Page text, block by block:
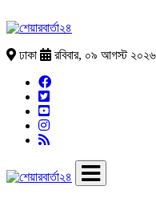
ঢাকা রবিবার, ০৯ আগস্ট ২০২৬